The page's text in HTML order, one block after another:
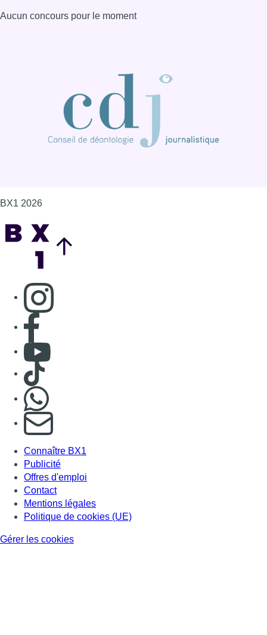
Aucun concours pour le moment
BX1 2026
Consulter page Instagram
Consulter page Facebook
Consulter Youtube
Consulter TikTok
S'abonner à notre newsletter
Connaître BX1
Publicité
Offres d'emploi
Contact
Mentions légales
Politique de cookies (UE)
Gérer les cookies